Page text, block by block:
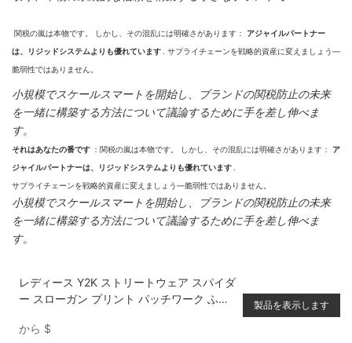
関税の嵐は本物です。 しかし、その混乱には明確さがあります： アジャイルパートナー
は、リジッドシステムよりも優れています
. サプライチェーンを戦略的資産に変えましょう—
脆弱性ではありません。
小規模でスケールスマートを開始し、ブランドの関税防止の未来
を一緒に構築する方法について議論するために手を差し伸べま
す。
それはあなたの番です ：関税の嵐は本物です。 しかし、その混乱には明確さがあります： ア
ジャイルパートナーは、リジッドシステムよりも優れています
サプライチェーンを戦略的資産に変えましょう—脆弱性ではありません。
小規模でスケールスマートを開始し、ブランドの関税防止の未来
を一緒に構築する方法について議論するために手を差し伸べま
す。
レディース Y2K ストリートウェア スパイダ
ー スローガン プリント パッチワーク ふわ
カー
から $
製品を表示します